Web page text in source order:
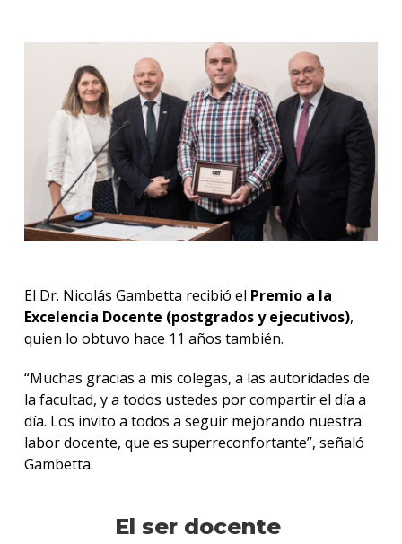
El Dr. Nicolás Gambetta recibió el Premio a la
Excelencia Docente (postgrados y ejecutivos),
quien lo obtuvo hace 11 años también.
“Muchas gracias a mis colegas, a las autoridades de
la facultad, y a todos ustedes por compartir el día a
día. Los invito a todos a seguir mejorando nuestra
labor docente, que es superreconfortante”, señaló
Gambetta.
El ser docente